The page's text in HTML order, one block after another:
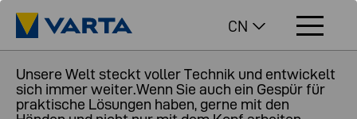
CN
Unsere Welt steckt voller Technik und entwickelt
sich immer weiter.Wenn Sie auch ein Gespür für
praktische Lösungen haben, gerne mit den